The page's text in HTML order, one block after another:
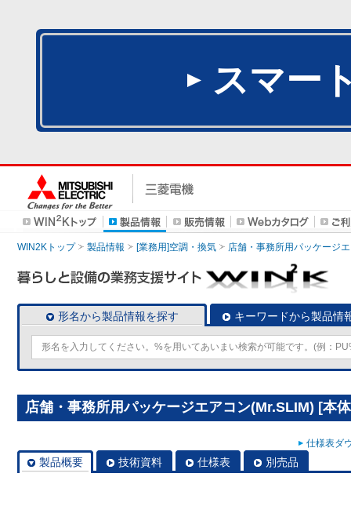
スマー
WIN2Kトップ 製品情報 [業務用]空調・換気 店舗・事務所用パッケージ
形名から製品情報を探す キーワードから製品情
店舗・事務所用パッケージエアコン(Mr.SLIM) [本
仕様表ダ
製品概要 技術資料 仕様表 別売品